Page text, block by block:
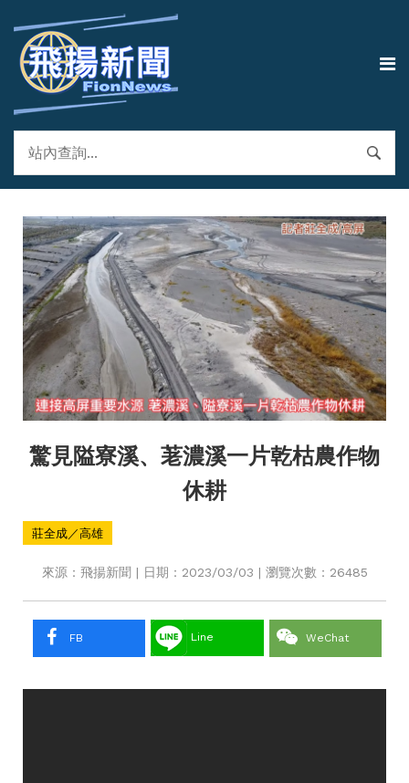
驚見隘寮溪、荖濃溪一片乾枯農作物
休耕
莊全成／高雄
來源：飛揚新聞 | 日期：2023/03/03 | 瀏覽次數：26485
FB Line WeChat